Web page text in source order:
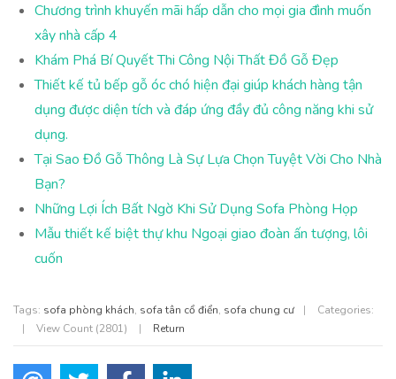
Chương trình khuyến mãi hấp dẫn cho mọi gia đình muốn
xây nhà cấp 4
Khám Phá Bí Quyết Thi Công Nội Thất Đồ Gỗ Đẹp
Thiết kế tủ bếp gỗ óc chó hiện đại giúp khách hàng tận
dụng được diện tích và đáp ứng đầy đủ công năng khi sử
dụng.
Tại Sao Đồ Gỗ Thông Là Sự Lựa Chọn Tuyệt Vời Cho Nhà
Bạn?
Những Lợi Ích Bất Ngờ Khi Sử Dụng Sofa Phòng Họp
Mẫu thiết kế biệt thự khu Ngoại giao đoàn ấn tượng, lôi
cuốn
Tags: sofa phòng khách, sofa tân cổ điển, sofa chung cư |
Categories:
|
View Count (2801) | Return